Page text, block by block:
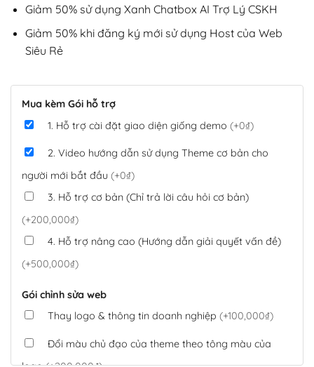
Giảm 50% sử dụng Xanh Chatbox AI Trợ Lý CSKH
Giảm 50% khi đăng ký mới sử dụng Host của Web
Siêu Rẻ
Mua kèm Gói hỗ trợ
1. Hỗ trợ cài đặt giao diện giống demo (+0₫)
2. Video hướng dẫn sử dụng Theme cơ bản cho
người mới bắt đầu (+0₫)
3. Hỗ trợ cơ bản (Chỉ trả lời câu hỏi cơ bản)
(+200,000₫)
4. Hỗ trợ nâng cao (Hướng dẫn giải quyết vấn đề)
(+500,000₫)
Gói chỉnh sửa web
Thay logo & thông tin doanh nghiệp (+100,000₫)
Đổi màu chủ đạo của theme theo tông màu của